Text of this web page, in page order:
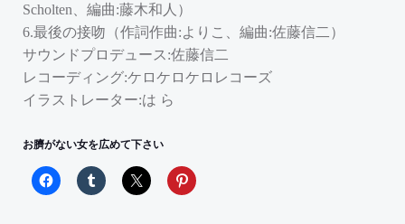
Scholten、編曲:藤木和人）
6.最後の接吻（作詞作曲:よりこ、編曲:佐藤信二）
サウンドプロデュース:佐藤信二
レコーディング:ケロケロケロレコーズ
イラストレーター:は ら
お臍がない女を広めて下さい